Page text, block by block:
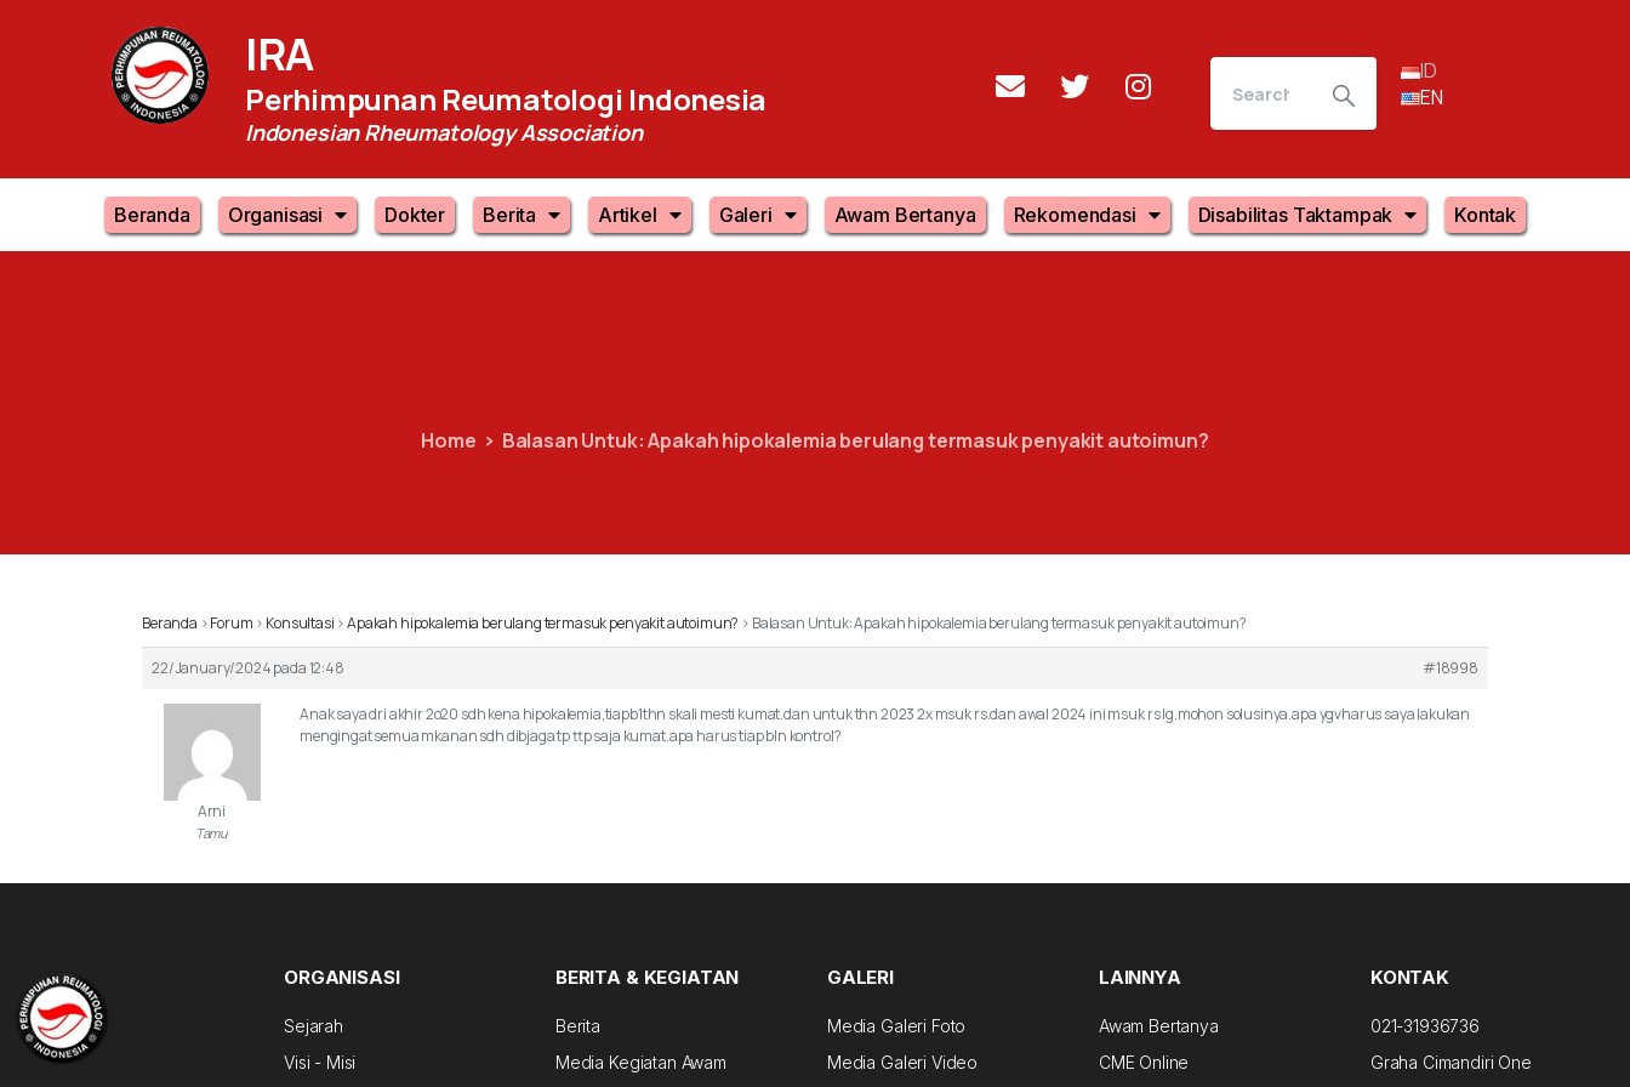
IRA
Perhimpunan Reumatologi Indonesia
Indonesian Rheumatology Association
ID
EN
Beranda Organisasi Dokter Berita Artikel Galeri Awam Bertanya Rekomendasi Disabilitas Taktampak Kontak
Home Balasan Untuk: Apakah hipokalemia berulang termasuk penyakit autoimun?
Beranda ›Forum › Konsultasi ›Apakah hipokalemia berulang termasuk penyakit autoimun? › Balasan Untuk: Apakah hipokalemia berulang termasuk penyakit autoimun?
22/January/2024 pada 12:48 #18998
Arni
Tamu
Anak saya dri akhir 2o20 sdh kena hipokalemia,tiapb1thn skali mesti kumat.dan untuk thn 2023 2x msuk rs.dan awal 2024 ini msuk rs lg.mohon solusinya.apa ygvharus saya lakukan
mengingat semua mkanan sdh dibjaga tp ttp saja kumat.apa harus tiap bln kontrol?
ORGANISASI
Sejarah
Visi - Misi
BERITA & KEGIATAN
Berita
Media Kegiatan Awam
GALERI
Media Galeri Foto
Media Galeri Video
LAINNYA
Awam Bertanya
CME Online
KONTAK
021-31936736
Graha Cimandiri One